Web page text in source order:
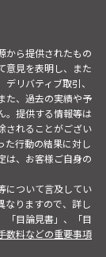
から提供されたもの
意見を表明し、また
リバティブ取引、
た、過去の実績や予
。提供する情報等は
されることがござい
た行動の結果に対し
は、お客様ご自身の
について言及してい
なりますので、詳し
「目論見書」、「目
数料などの重要事項